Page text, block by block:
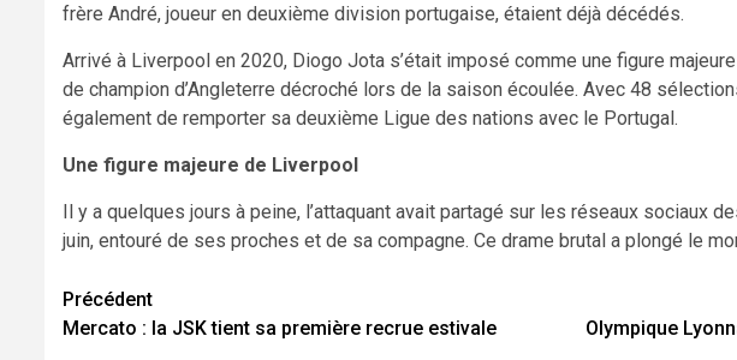
frère André, joueur en deuxième division portugaise, étaient déjà décédés.
Arrivé à Liverpool en 2020, Diogo Jota s’était imposé comme une figure
de champion d’Angleterre décroché lors de la saison écoulée. Avec 48
également de remporter sa deuxième Ligue des nations avec le Portugal.
Une figure majeure de Liverpool
Il y a quelques jours à peine, l’attaquant avait partagé sur les réseaux sociaux
juin, entouré de ses proches et de sa compagne. Ce drame brutal a plongé le
Navigation
d’article
Précédent
Mercato : la JSK tient sa première recrue estivale
Olympique